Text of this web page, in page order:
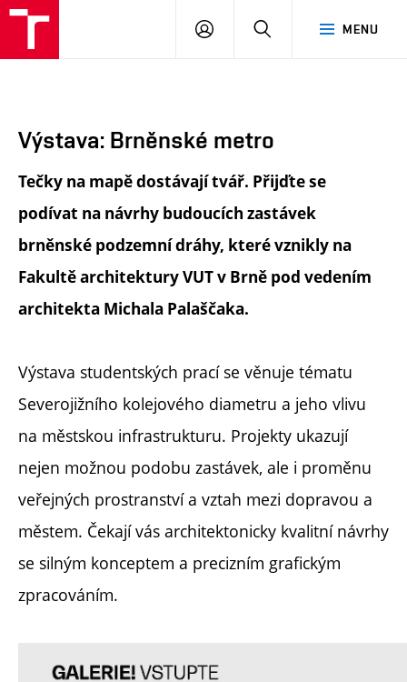
MENU
PŘIHLÁSIT
Výstava: Brněnské metro
Tečky na mapě dostávají tvář. Přijďte se
podívat na návrhy budoucích zastávek
brněnské podzemní dráhy, které vznikly na
Fakultě architektury VUT v Brně pod vedením
architekta Michala Palaščaka.
Výstava studentských prací se věnuje tématu
Severojižního kolejového diametru a jeho vlivu
na městskou infrastrukturu. Projekty ukazují
nejen možnou podobu zastávek, ale i proměnu
veřejných prostranství a vztah mezi dopravou a
městem. Čekají vás architektonicky kvalitní návrhy
se silným konceptem a precizním grafickým
zpracováním.